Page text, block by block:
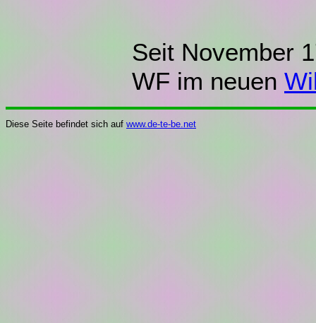
Seit November
WF im neuen
Diese Seite befindet sich auf www.de-te-be.net